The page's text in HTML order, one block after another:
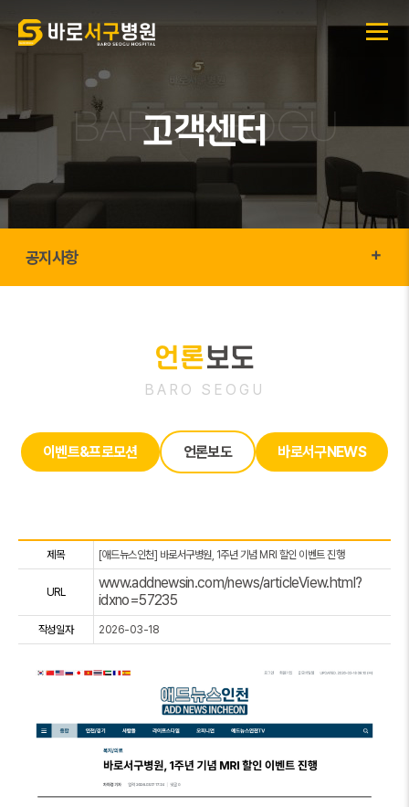
고객센터
공지사항
언론보도
BARO SEOGU
이벤트&프로모션 언론보도 바로서구NEWS
제목 [애드뉴스인천] 바로서구병원, 1주년 기념 MRI 할인 이벤트 진행
URL
www.addnewsin.com/news/articleView.html?
idxno=57235
작성일자 2026-03-18